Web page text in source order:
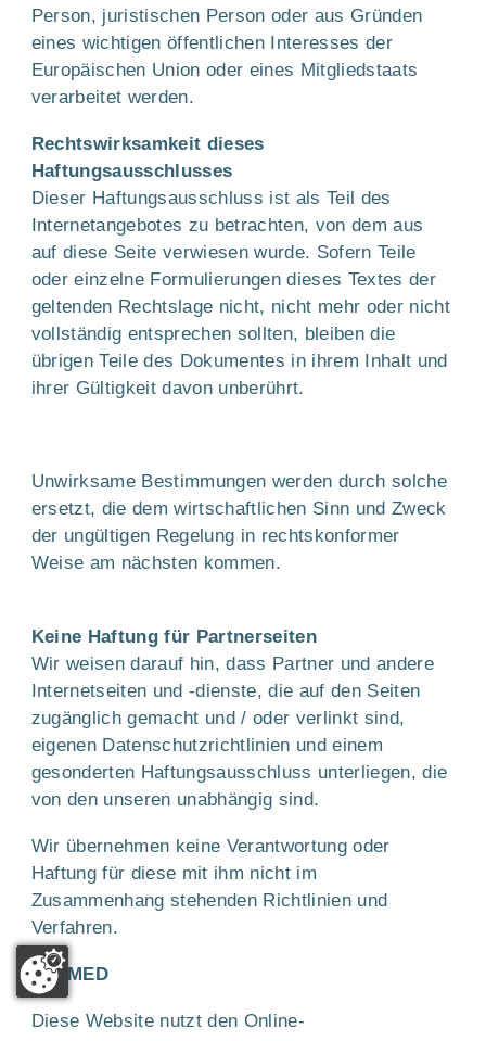
Person, juristischen Person oder aus Gründen
eines wichtigen öffentlichen Interesses der
Europäischen Union oder eines Mitgliedstaats
verarbeitet werden.
Rechtswirksamkeit dieses
Haftungsausschlusses
Dieser Haftungsausschluss ist als Teil des
Internetangebotes zu betrachten, von dem aus
auf diese Seite verwiesen wurde. Sofern Teile
oder einzelne Formulierungen dieses Textes der
geltenden Rechtslage nicht, nicht mehr oder nicht
vollständig entsprechen sollten, bleiben die
übrigen Teile des Dokumentes in ihrem Inhalt und
ihrer Gültigkeit davon unberührt.
Unwirksame Bestimmungen werden durch solche
ersetzt, die dem wirtschaftlichen Sinn und Zweck
der ungültigen Regelung in rechtskonformer
Weise am nächsten kommen.
Keine Haftung für Partnerseiten
Wir weisen darauf hin, dass Partner und andere
Internetseiten und -dienste, die auf den Seiten
zugänglich gemacht und / oder verlinkt sind,
eigenen Datenschutzrichtlinien und einem
gesonderten Haftungsausschluss unterliegen, die
von den unseren unabhängig sind.
Wir übernehmen keine Verantwortung oder
Haftung für diese mit ihm nicht im
Zusammenhang stehenden Richtlinien und
Verfahren.
321 MED
Diese Website nutzt den Online-